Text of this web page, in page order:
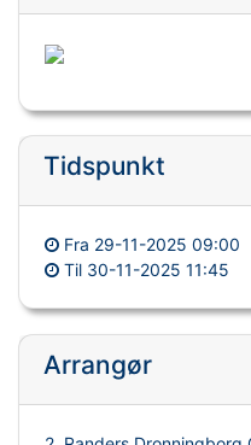
Tidspunkt
Fra 29-11-2025 09:00
Til 30-11-2025 11:45
Arrangør